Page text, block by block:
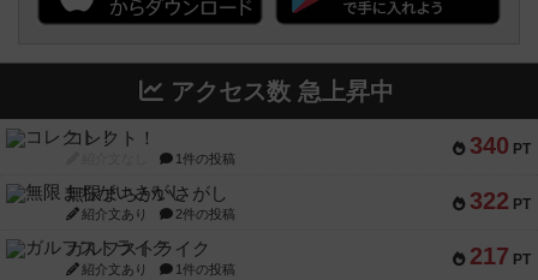
アクセス数 急上昇中
340 PT
コレクト！
1件の投稿
322 PT
無限まちがいさがし
紹介文あり 2件の投稿
217 PT
ガルフストライク
紹介文あり 1件の投稿